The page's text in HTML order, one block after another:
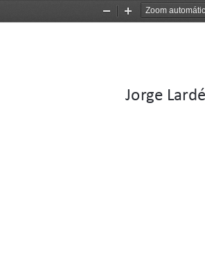
Alejar
Acercarse
Jorge